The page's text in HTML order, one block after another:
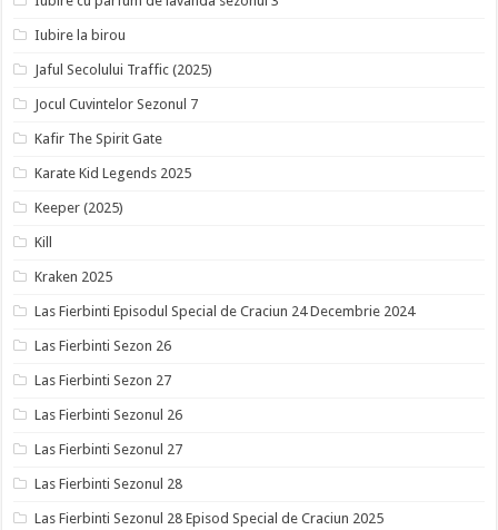
Iubire la birou
Jaful Secolului Traffic (2025)
Jocul Cuvintelor Sezonul 7
Kafir The Spirit Gate
Karate Kid Legends 2025
Keeper (2025)
Kill
Kraken 2025
Las Fierbinti Episodul Special de Craciun 24 Decembrie 2024
Las Fierbinti Sezon 26
Las Fierbinti Sezon 27
Las Fierbinti Sezonul 26
Las Fierbinti Sezonul 27
Las Fierbinti Sezonul 28
Las Fierbinti Sezonul 28 Episod Special de Craciun 2025